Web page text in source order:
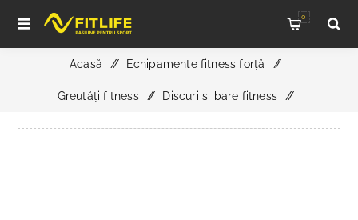
0
Acasă / Echipamente fitness forță /
Greutăți fitness / Discuri si bare fitness /
Bară EZ Cauciucată cu Logo Personalizat 17,5 kg